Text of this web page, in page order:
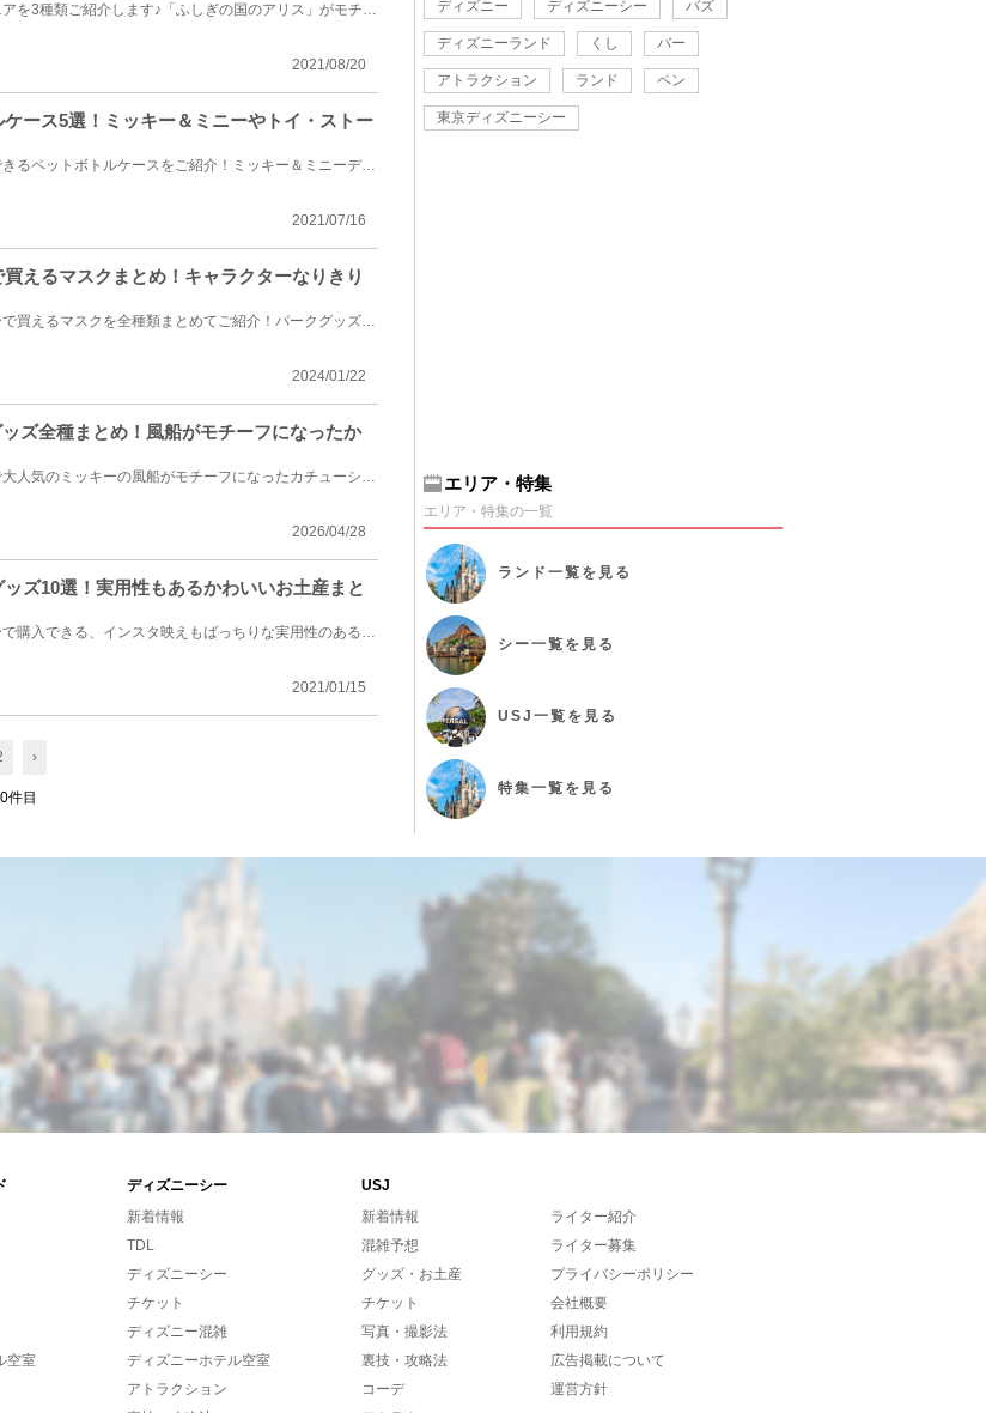
ディズニーポップコーンバケット＆スーベニアを3種類ご紹介します♪「ふしぎの国のアリス」がモチーフ...
2021/08/20
ケース5選！ミッキー＆ミニーやトイ・ストー
ディズニーランドやディズニーシーで購入できるペットボトルケースをご紹介！ミッキー＆ミニーデザイン...
2021/07/16
えるマスクまとめ！キャラクターなりきり
東京ディズニーランド・東京ディズニーシーで買えるマスクを全種類まとめてご紹介！パークグッズのマス...
2024/01/22
ズ全種まとめ！風船がモチーフになったか
ミッキーバルーングッズをご紹介☆パークで大人気のミッキーの風船がモチーフになったカチューシャやTシ...
2026/04/28
ズ10選！実用性もあるかわいいお土産まと
今回は、ディズニーランドやディズニーシーで購入できる、インスタ映えもばっちりな実用性のあるディズ...
2021/01/15
›
件目
ディズニー ディズニーシー バズ
ディズニーランド くし バー
アトラクション ランド ペン
東京ディズニーシー
エリア・特集
エリア・特集の一覧
ランド 一覧を見る
シー一覧を見る
USJ 一覧を見る
特集一覧を見る
ディズニーシー
USJ
空室
新着情報
TDL
ディズニーシー
チケット
ディズニー混雑
ディズニーホテル空室
アトラクション
新着情報
混雑予想
グッズ・お土産
チケット
写真・撮影法
裏技・攻略法
コーデ
ライター紹介
ライター募集
プライバシーポリシー
会社概要
利用規約
広告掲載について
運営方針